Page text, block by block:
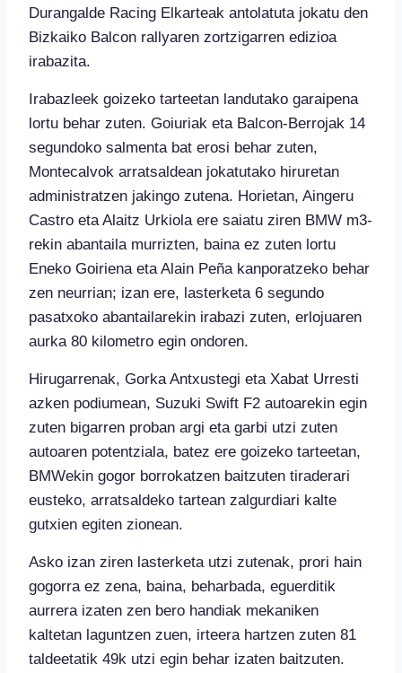
Durangalde Racing Elkarteak antolatuta jokatu den
Bizkaiko Balcon rallyaren zortzigarren edizioa
irabazita.
Irabazleek goizeko tarteetan landutako garaipena
lortu behar zuten. Goiuriak eta Balcon-Berrojak 14
segundoko salmenta bat erosi behar zuten,
Montecalvok arratsaldean jokatutako hiruretan
administratzen jakingo zutena. Horietan, Aingeru
Castro eta Alaitz Urkiola ere saiatu ziren BMW m3-
rekin abantaila murrizten, baina ez zuten lortu
Eneko Goiriena eta Alain Peña kanporatzeko behar
zen neurrian; izan ere, lasterketa 6 segundo
pasatxoko abantailarekin irabazi zuten, erlojuaren
aurka 80 kilometro egin ondoren.
Hirugarrenak, Gorka Antxustegi eta Xabat Urresti
azken podiumean, Suzuki Swift F2 autoarekin egin
zuten bigarren proban argi eta garbi utzi zuten
autoaren potentziala, batez ere goizeko tarteetan,
BMWekin gogor borrokatzen baitzuten tiraderari
eusteko, arratsaldeko tartean zalgurdiari kalte
gutxien egiten zionean.
Asko izan ziren lasterketa utzi zutenak, prori hain
gogorra ez zena, baina, beharbada, eguerditik
aurrera izaten zen bero handiak mekaniken
kaltetan laguntzen zuen, irteera hartzen zuten 81
taldeetatik 49k utzi egin behar izaten baitzuten.